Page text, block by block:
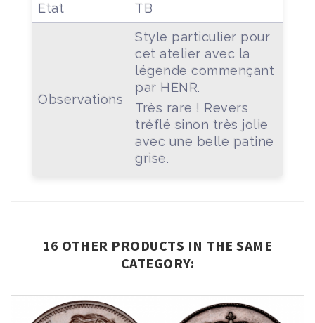
Etat
TB
Observations
Style particulier pour
cet atelier avec la
légende commençant
par HENR.
Très rare ! Revers
tréflé sinon très jolie
avec une belle patine
grise.
16 OTHER PRODUCTS IN THE SAME
CATEGORY: